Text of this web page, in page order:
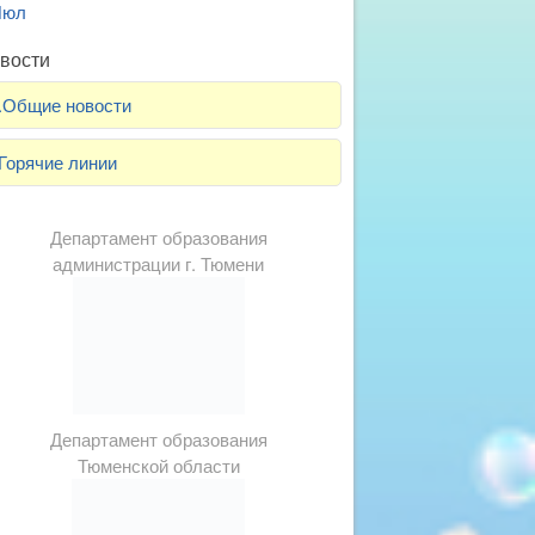
.Общие новости
Горячие линии
Департамент образования
администрации г. Тюмени
Департамент образования
Тюменской области